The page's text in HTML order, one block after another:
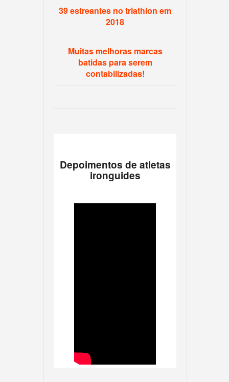
39 estreantes no triathlon em
2018
Muitas melhoras marcas
batidas para serem
contabilizadas!
Depoimentos de atletas
ironguides